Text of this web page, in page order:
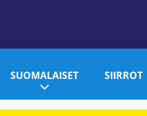
SUOMALAISET SIIRROT